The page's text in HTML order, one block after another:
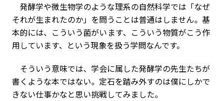
発酵学や微生物学のような理系の自然科学では「なぜ
それが生まれたのか」を問うことは普通はしません。基
本的には、こういう菌がいます、こういう物質がこう作
用しています、という現象を扱う学問なんです。
そういう意味では、学会に属した発酵学の先生たちが
書くような本ではない。定石を踏み外すのは僕にしかで
きない仕事かなと思い挑戦してみました。